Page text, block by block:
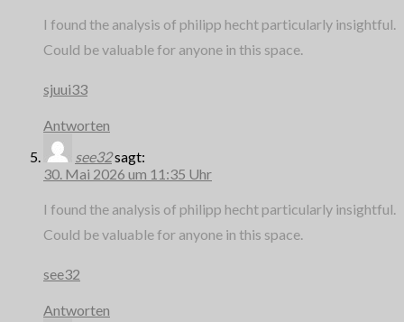
I found the analysis of philipp hecht particularly insightful.
Could be valuable for anyone in this space.
sjuui33
Antworten
see32sagt:
30. Mai 2026 um 11:35 Uhr
I found the analysis of philipp hecht particularly insightful.
Could be valuable for anyone in this space.
see32
Antworten